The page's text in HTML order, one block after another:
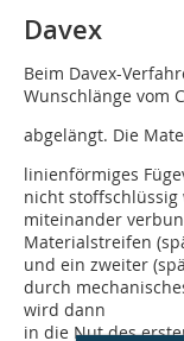
Davex
Beim Davex-
Wunschlänge vom
abgelängt. Die
linienförmiges
nicht stoffschlüssig
miteinander
Materialstreifen
und ein zweiter
durch
wird dann
in die Nut des